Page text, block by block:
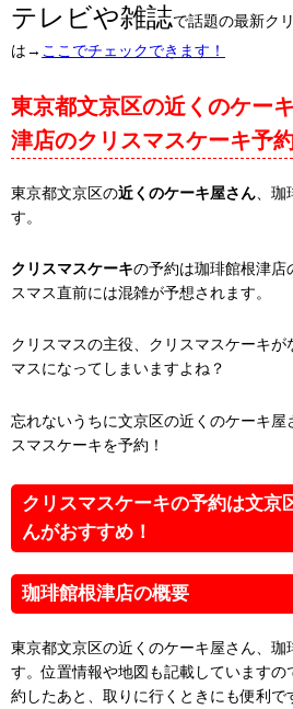
テレビや雑誌で話題の最新ク
は→ ここでチェックできます！
東京都文京区の近くのケー
津店のクリスマスケーキ予
東京都文京区の近くのケーキ屋さん 、
す。
クリスマスケーキの予約は珈琲館根津店
スマス直前には混雑が予想されます。
クリスマスの主役、クリスマスケーキが
マスになってしまいますよね？
忘れないうちに文京区の近くのケーキ屋
スマスケーキを予約！
クリスマスケーキの予約は文京
んがおすすめ！
珈琲館根津店の概要
東京都文京区の近くのケーキ屋さん、
す。位置情報や地図も記載しています
約したあと、取りに行くときにも便利